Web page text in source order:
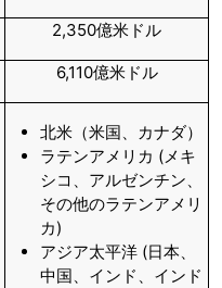
2,350億米ドル
6,110億米ドル
北米（米国、カナダ）
ラテンアメリカ (メキ
シコ、アルゼンチン、
その他のラテンアメリ
カ)
アジア太平洋 (日本、
中国、インド、インド